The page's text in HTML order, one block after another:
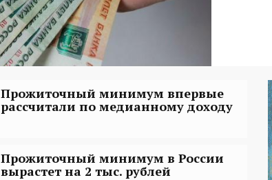
Прожиточный минимум впервые
рассчитали по медианному доходу
Прожиточный минимум в России
вырастет на 2 тыс. рублей